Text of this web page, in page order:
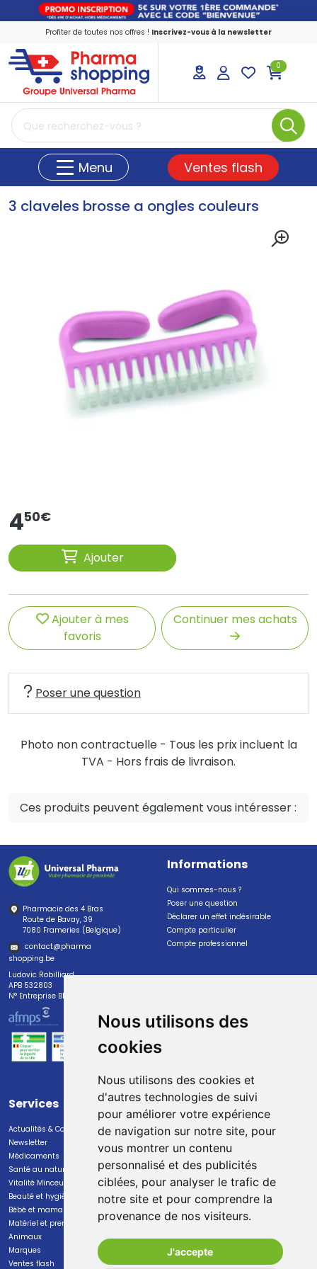
Nous utilisons des
cookies
Nous utilisons des cookies et
d'autres technologies de suivi
pour améliorer votre expérience
de navigation sur notre site, pour
vous montrer un contenu
personnalisé et des publicités
ciblées, pour analyser le trafic de
notre site et pour comprendre la
provenance de nos visiteurs.
J'accepte
Profiter de toutes nos offres ! Inscrivez-vous à la newsletter
PharmaShopping Votre pharmacie en
0
Menu Ventes flash
3 claveles brosse a ongles couleurs
450€
Ajouter
Ajouter à mes
favoris
Continuer mes achats
Poser une question
Photo non contractuelle - Tous les prix incluent la
TVA - Hors frais de livraison.
Ces produits peuvent également vous intéresser :
Pharmacie des 4 Bras
Route de Bavay, 39
7080 Frameries (Belgique)
contact@pharma
shopping.be
Ludovic Robilliard
APB 532803
N° Entreprise BE0447.382.113
Informations
Qui sommes-nous ?
Poser une question
Déclarer un effet indésirable
Compte particulier
Compte professionnel
Services
Actualités & Conseils
Newsletter
Médicaments
Santé au naturel
Vitalité Minceur Nutrition
Beauté et hygiène
Bébé et maman
Matériel et premiers soins
Animaux
Marques
Ventes flash
Paiement
Paiement sécurisé
Livraison
Livraison dans un Point Relais